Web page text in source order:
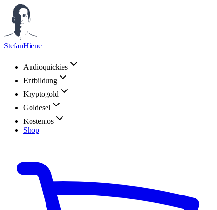
StefanHiene
Audioquickies
Entbildung
Kryptogold
Goldesel
Kostenlos
Shop